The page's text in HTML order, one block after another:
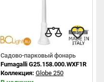
Садово-парковый фонарь
Fumagalli G25.158.000.WXF1R
Коллекция: Globe 250